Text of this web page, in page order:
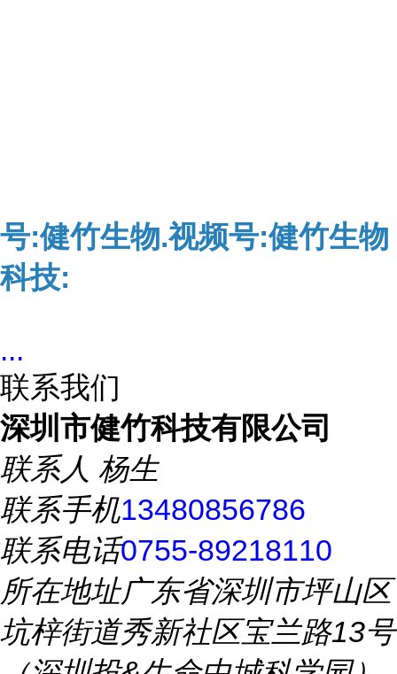
号:健竹生物.视频号:健竹生物
科技:
...
联系我们
深圳市健竹科技有限公司
联系人 杨生
联系手机13480856786
联系电话0755-89218110
所在地址广东省深圳市坪山区
坑梓街道秀新社区宝兰路13号